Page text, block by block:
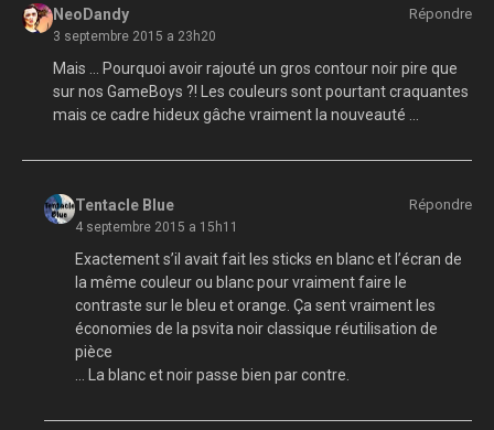
NeoDandy
3 septembre 2015 a 23h20
Répondre
Mais … Pourquoi avoir rajouté un gros contour noir pire que
sur nos GameBoys ?! Les couleurs sont pourtant craquantes
mais ce cadre hideux gâche vraiment la nouveauté …
Tentacle Blue
4 septembre 2015 a 15h11
Répondre
Exactement s’il avait fait les sticks en blanc et l’écran de
la même couleur ou blanc pour vraiment faire le
contraste sur le bleu et orange. Ça sent vraiment les
économies de la psvita noir classique réutilisation de
pièce
… La blanc et noir passe bien par contre.